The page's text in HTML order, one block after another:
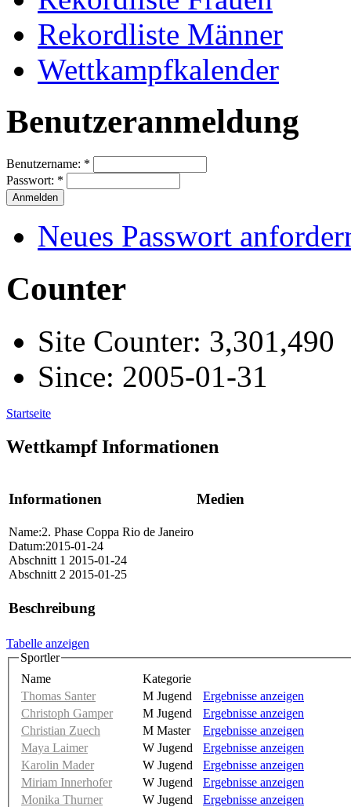
Rekordliste Männer
Wettkampfkalender
Benutzeranmeldung
Benutzername: *
Passwort: *
Neues Passwort
Counter
Site Counter: 3,301,490
Since: 2005-01-31
Startseite
Wettkampf Informationen
Informationen Medien
Name:2. Phase Coppa Rio de Janeiro
Datum:2015-01-24
Abschnitt 1 2015-01-24
Abschnitt 2 2015-01-25
Beschreibung
Tabelle anzeigen
Sportler
Name
Kategorie
Thomas Santer
M Jugend
Ergebnisse anzeigen
Christoph Gamper
M Jugend
Ergebnisse anzeigen
Christian Zuech
M Master
Ergebnisse anzeigen
Maya Laimer
W Jugend
Ergebnisse anzeigen
Karolin Mader
W Jugend
Ergebnisse anzeigen
Miriam Innerhofer
W Jugend
Ergebnisse anzeigen
Monika Thurner
W Jugend
Ergebnisse anzeigen